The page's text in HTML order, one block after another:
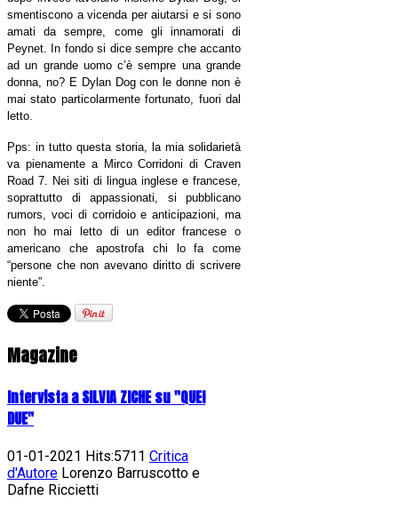
smentiscono a vicenda per aiutarsi e si sono
amati da sempre, come gli innamorati di
Peynet. In fondo si dice sempre che accanto
ad un grande uomo c’è sempre una grande
donna, no? E Dylan Dog con le donne non è
mai stato particolarmente fortunato, fuori dal
letto.
Pps: in tutto questa storia, la mia solidarietà
va pienamente a Mirco Corridoni di Craven
Road 7. Nei siti di lingua inglese e francese,
soprattutto di appassionati, si pubblicano
rumors, voci di corridoio e anticipazioni, ma
non ho mai letto di un editor francese o
americano che apostrofa chi lo fa come
“persone che non avevano diritto di scrivere
niente”.
Magazine
Intervista a SILVIA ZICHE su "QUEI
DUE"
01-01-2021 Hits:5711 Critica
d'Autore Lorenzo Barruscotto e
Dafne Riccietti